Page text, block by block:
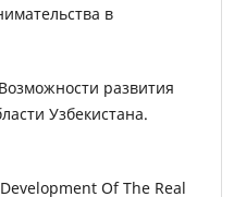
в
развития
Узбекистана.
Of The Real